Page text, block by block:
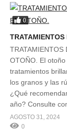
0
TRATAMIENTOS
OTOÑO. El
tratamientos
los granos y las
¿Qué
año? Consulte
AGOSTO 31, 2024
0